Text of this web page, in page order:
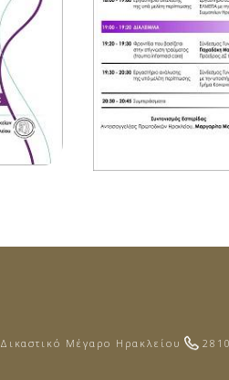
Δικαστικό Μέγαρο Ηρακλείου